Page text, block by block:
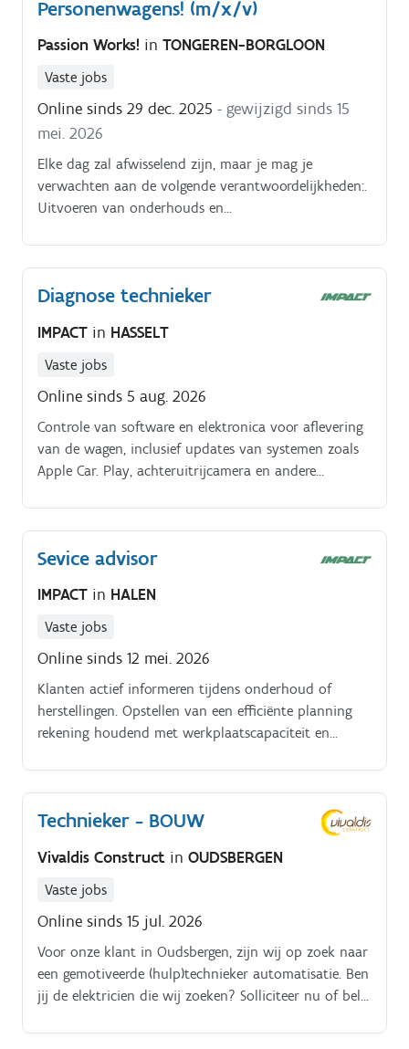
lever je een belangrijke bijdrage aan ons succes
reparatiewerkzaamheden aan personenwagens
Diagnoses stellen en storingen oplossen Vervangen
de geldende richtlijnen Uitvoeren technische
controles Klanten adviseren over benodigde
reparaties en onderhoud Naleven van alle veiligheids-
en kwaliteitsvoorschriften
Personenwagens! (m/x/v)
Passion Works! in TONGEREN-BORGLOON
Vaste jobs
Online sinds 29 dec. 2025 - gewijzigd sinds 15
mei. 2026
Elke dag zal afwisselend zijn, maar je mag je
verwachten aan de volgende verantwoordelijkheden:.
Uitvoeren van onderhouds en
van onderdelen en uitvoeren van reparaties volgens
de geldende richtlijnen Uitvoeren technische
reparaties en onderhoud Naleven van alle veiligheids
en kwaliteitsvoorschriften Ben jij klaar voor deze
Diagnose technieker
IMPACT in HASSELT
Vaste jobs
Online sinds 5 aug. 2026
Controle van software en elektronica voor aflevering
van de wagen, inclusief updates van systemen zoals
Apple Car. Play, achteruitrijcamera en andere
Sevice advisor
IMPACT in HALEN
Vaste jobs
Online sinds 12 mei. 2026
Klanten actief informeren tijdens onderhoud of
herstellingen. Opstellen van een efficiënte planning
rekening houdend met werkplaatscapaciteit en
Technieker - BOUW
Vivaldis Construct in OUDSBERGEN
Vaste jobs
Online sinds 15 jul. 2026
Voor onze klant in Oudsbergen, zijn wij op zoek naar
een gemotiveerde (hulp)technieker automatisatie. Ben
jij de elektricien die wij zoeken? Solliciteer nu of bel
componenten monteren en aansluiten